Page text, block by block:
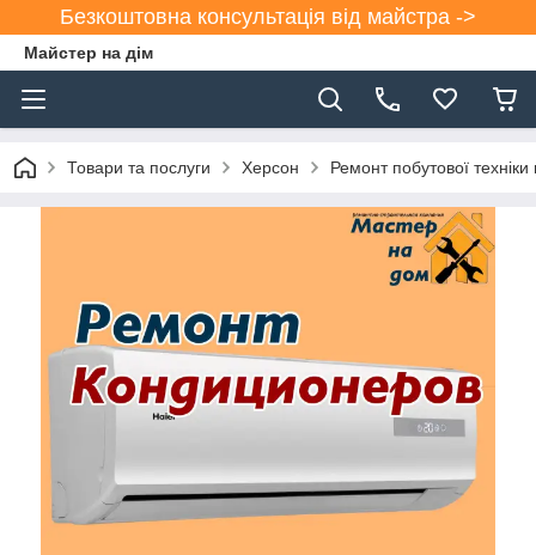
Безкоштовна консультація від майстра ->
Майстер на дім
Товари та послуги Херсон Ремонт побутової техніки